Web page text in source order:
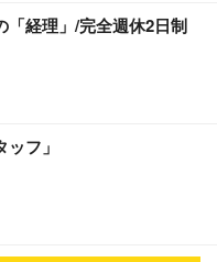
「経理」/完全週休2日制
フ」